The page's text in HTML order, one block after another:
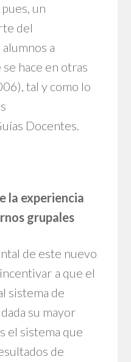
un
del
a
hace en otras
tal y como lo
Docentes.
la experiencia
grupales
de este nuevo
a que el
sistema de
su mayor
el sistema que
de